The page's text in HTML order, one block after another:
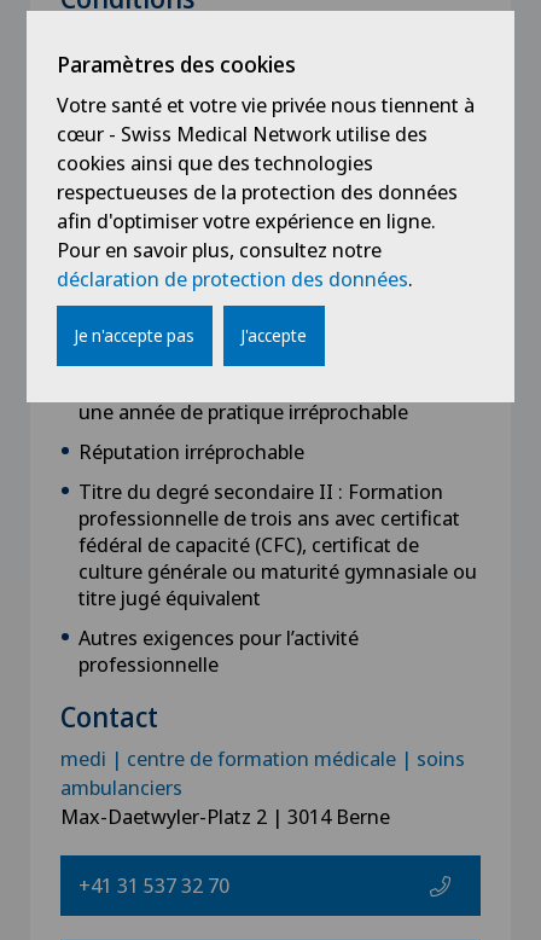
la langue française. Pour les personnes de
langue étrangère, un certificat prouvant que
leur niveau correspond au moins au niveau
B2 des normes européennes, doit être
apporté
Bonnes connaissances de base en sciences
naturelles
Connaissances en anglais ou d’une langue
nationale
Exigences scolaires/ professionnelles
une année de pratique irréprochable
Réputation irréprochable
Titre du degré secondaire II : Formation
professionnelle de trois ans avec certificat
fédéral de capacité (CFC), certificat de
culture générale ou maturité gymnasiale ou
titre jugé équivalent
Autres exigences pour l’activité
professionnelle
Contact
medi | centre de formation médicale | soins
ambulanciers
Max-Daetwyler-Platz 2 | 3014 Berne
+41 31 537 32 70
Paramètres des cookies
Votre santé et votre vie privée nous tiennent à
cœur - Swiss Medical Network utilise des
cookies ainsi que des technologies
respectueuses de la protection des données
afin d'optimiser votre expérience en ligne.
Pour en savoir plus, consultez notre
déclaration de protection des données.
Je n'accepte pas J'accepte